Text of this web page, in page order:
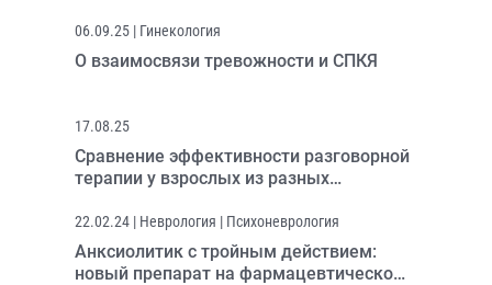
06.09.25 | Гинекология
О взаимосвязи тревожности и СПКЯ
17.08.25
Сравнение эффективности разговорной
терапии у взрослых из разных
22.02.24 | Неврология | Психоневрология
Анксиолитик с тройным действием:
новый препарат на фармацевтическом